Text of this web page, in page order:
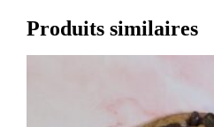
Produits similaires